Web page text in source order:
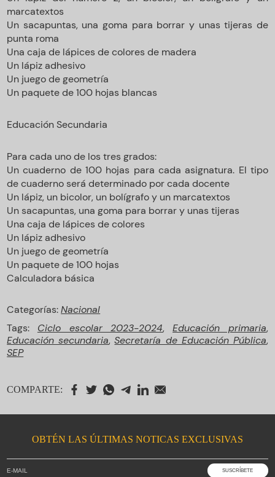
marcatextos
Un sacapuntas, una goma para borrar y unas tijeras de
punta roma
Una caja de lápices de colores de madera
Un lápiz adhesivo
Un juego de geometría
Un paquete de 100 hojas blancas
Educación Secundaria
Para cada uno de los tres grados:
Un cuaderno de 100 hojas para cada asignatura. El tipo
de cuaderno será determinado por cada docente
Un lápiz, un bicolor, un bolígrafo y un marcatextos
Un sacapuntas, una goma para borrar y unas tijeras
Una caja de lápices de colores
Un lápiz adhesivo
Un juego de geometría
Un paquete de 100 hojas
Calculadora básica
Categorías:Nacional
Tags: Ciclo escolar 2023-2024,Educación primaria,
Educación secundaria,Secretaría de Educación Pública,
SEP
COMPARTE:
OBTÉN LAS ÚLTIMAS NOTICAS EXCLUSIVAS